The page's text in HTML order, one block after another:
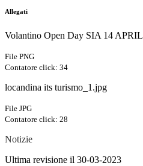
Allegati
Volantino Open Day SIA 14
File PNG
Contatore click: 34
locandina its turismo_1.jpg
File JPG
Contatore click: 28
Notizie
Ultima revisione il 30-03-2023